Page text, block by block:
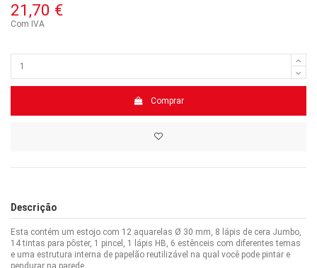
21,70 €
Com IVA
Comprar
Descrição
Esta contém um estojo com 12 aquarelas Ø 30 mm, 8 lápis de cera Jumbo,
14 tintas para pôster, 1 pincel, 1 lápis HB, 6 estênceis com diferentes temas
e uma estrutura interna de papelão reutilizável na qual você pode pintar e
pendurar na parede.